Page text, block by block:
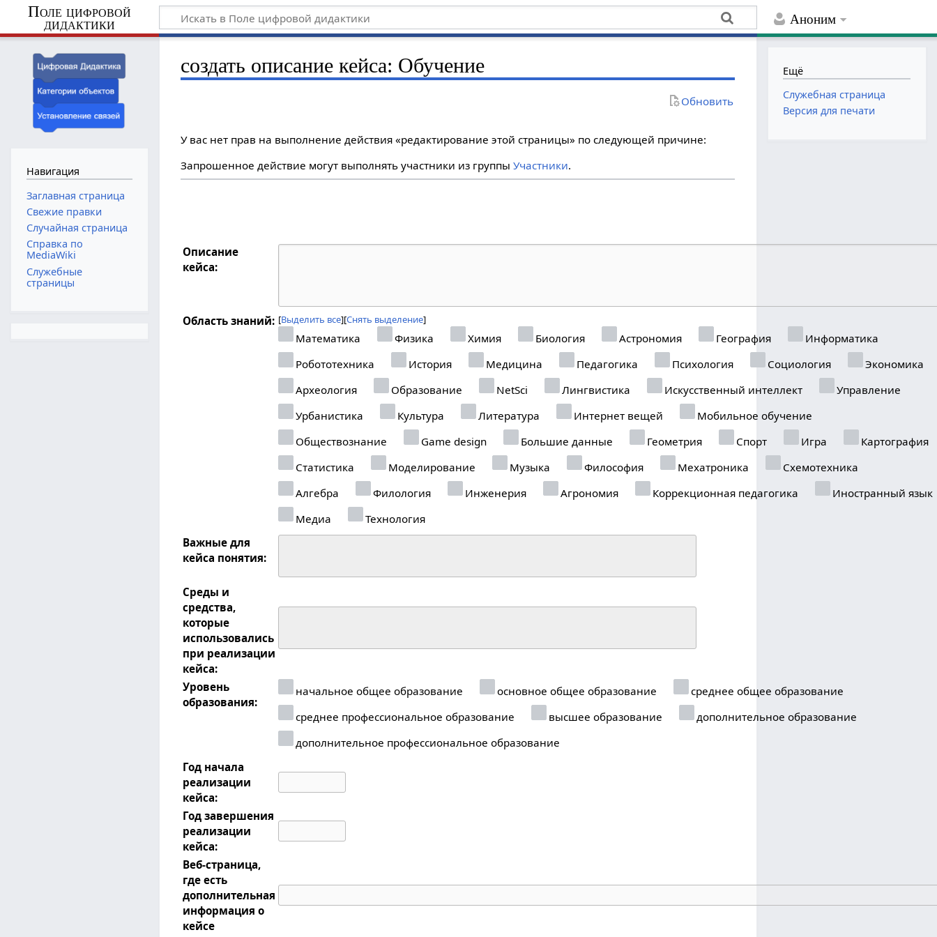
Аноним
Поле цифровой
дидактики
создать описание кейса: Обучение
Обновить
У вас нет прав на выполнение действия «редактирование этой страницы» по следующей причине:
Запрошенное действие могут выполнять участники из группыУчастники.
Описание
кейса:
Область знаний: Выделить все Снять выделение
Математика Физика Химия Биология Астрономия География
Информатика
Робототехника
История Медицина Педагогика Психология Социология
Экономика
Археология
Образование NetSci Лингвистика Искусственный интеллект
Управление
Урбанистика
Культура Литература Интернет вещей
Мобильное обучение
Обществознание
Game design Большие данные Геометрия Спорт Игра
Картография
Статистика
Моделирование Музыка Философия Мехатроника
Схемотехника
Алгебра
Филология Инженерия Агрономия Коррекционная педагогика
Иностранный язык
Медиа
Технология
Важные для
кейса понятия:
Среды и
средства,
которые
использовались
при реализации
кейса:
Уровень
образования:
начальное общее образование основное общее образование
среднее общее образование
среднее профессиональное образование
высшее образование
дополнительное образование
дополнительное профессиональное образование
Год начала
реализации
кейса:
Год завершения
реализации
кейса:
Веб-страница,
где есть
дополнительная
информация о
кейсе
Навигация
Заглавная страница
Свежие правки
Случайная страница
Справка по
MediaWiki
Служебные
страницы
Ещё
Служебная страница
Версия для печати